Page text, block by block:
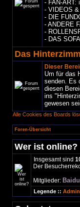
- FAN-ART:
- VIDEOS
- DIE
- ANDERE
-
- DAS
Das
Dieser
Um für das
senden. Es
diesen
ins
gewesen
Alle Cookies des Boards
Foren-Übersicht
Wer ist online?
Insgesamt sind
Der
Mitglieder:
Legende ::